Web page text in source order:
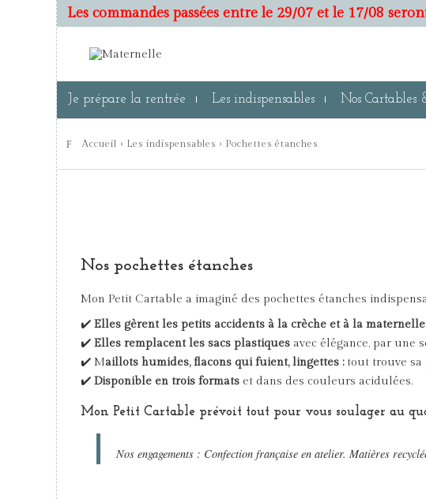
Les commandes passées entre le 29/07 et le 17/08
Je prépare la rentrée
Les indispensables Nos Cartables
Accueil › Les indispensables › Pochettes étanches
Nos pochettes étanches
Mon Petit Cartable a imaginé des pochettes étanches
✔️ Elles gèrent les petits accidents à la crèche et à la maternelle
✔️ Elles remplacent les sacs plastiques avec élégance, par une
✔️ Maillots humides, flacons qui fuient, lingettes :tout trouve sa
✔️ Disponible en trois formats et dans des couleurs acidulées.
Mon Petit Cartable prévoit tout pour vous soulager au
Nos engagements : Confection française en atelier. Matières